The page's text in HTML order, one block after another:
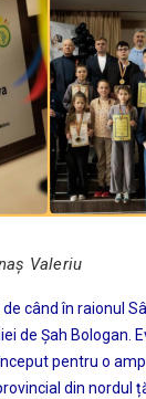
Valeriu
când în raionul
de Șah Bologan.
pentru o
din nordul